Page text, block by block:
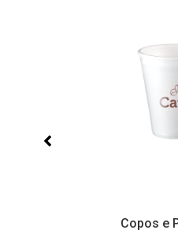
Copos e